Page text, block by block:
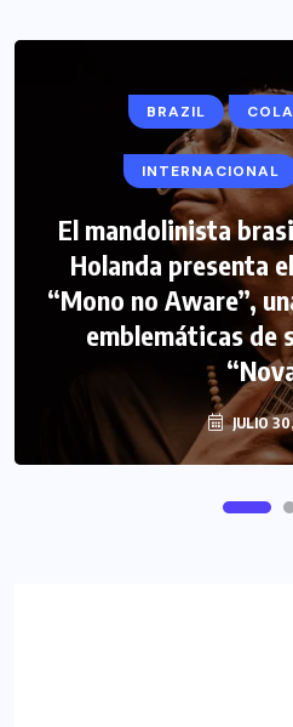
BRAZIL
INTERNACIONAL
El mandolinista
Holanda presenta
“Mono no Aware”,
emblemáticas de
JULIO
COLABORADORES
NOTICIAS
FIPETUR se
JUNIO